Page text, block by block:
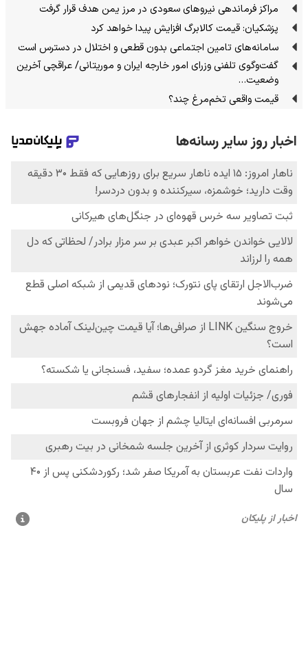
مراکز فرماندهی نیروهای سعودی در مرز یمن هدف قرار گرفت
پزشکیان: قیمت کالابرگ افزایش پیدا خواهد کرد
سامانه‌های تامین اجتماعی بدون قطعی و اختلال در دسترس است
گفت‌وگوی تلفنی وزرای امور خارجه ایران و موریتانی/ عراقچی آخرین
وضعیت…
قیمت واقعی تخم‌مرغ چند؟